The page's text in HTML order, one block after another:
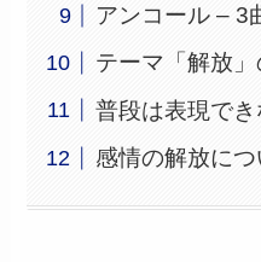
アンコール – 3
テーマ「解放
普段は表現で
感情の解放につ